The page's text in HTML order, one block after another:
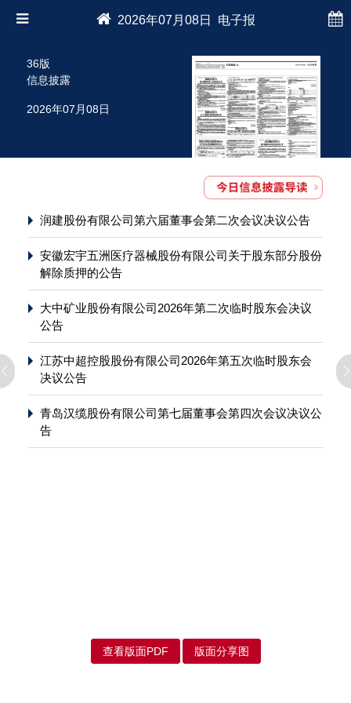
2026年07月08日 电子报
36版
信息披露
2026年07月08日
润建股份有限公司第六届董事会第二次会议决议公告
安徽宏宇五洲医疗器械股份有限公司关于股东部分股份
解除质押的公告
大中矿业股份有限公司2026年第二次临时股东会决议
公告
江苏中超控股股份有限公司2026年第五次临时股东会
决议公告
青岛汉缆股份有限公司第七届董事会第四次会议决议公
告
查看版面PDF 版面分享图